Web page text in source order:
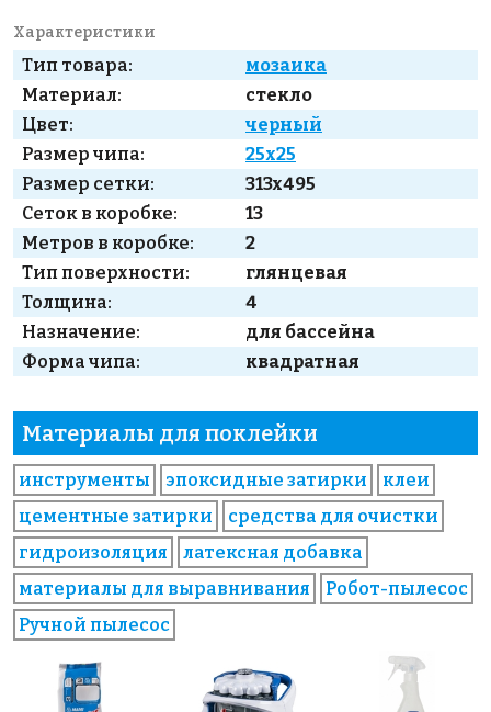
Характеристики
Тип товара:
мозаика
Материал:
стекло
Цвет:
черный
Размер чипа:
25x25
Размер сетки:
313x495
Сеток в коробке:
13
Метров в коробке:
2
Тип поверхности:
глянцевая
Толщина:
4
Назначение:
для бассейна
Форма чипа:
квадратная
Материалы для поклейки
инструменты эпоксидные затирки
клеи
цементные затирки
средства для очистки
гидроизоляция
латексная добавка
материалы для выравнивания
Робот-пылесос
Ручной пылесос